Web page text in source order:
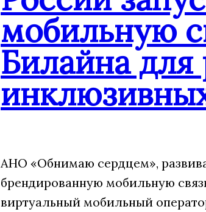
мобильную
Билайна
АНО «Обнимаю сердцем»,
брендированную мобильную
виртуальный мобильный